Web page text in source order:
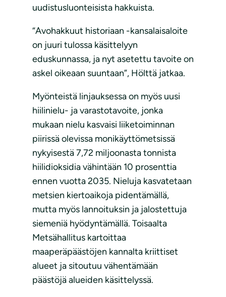
uudistusluonteisista hakkuista.
“Avohakkuut historiaan -kansalaisaloite
on juuri tulossa käsittelyyn
eduskunnassa, ja nyt asetettu tavoite on
askel oikeaan suuntaan”, Hölttä jatkaa.
Myönteistä linjauksessa on myös uusi
hiilinielu- ja varastotavoite, jonka
mukaan nielu kasvaisi liiketoiminnan
piirissä olevissa monikäyttömetsissä
nykyisestä 7,72 miljoonasta tonnista
hiilidioksidia vähintään 10 prosenttia
ennen vuotta 2035. Nieluja kasvatetaan
metsien kiertoaikoja pidentämällä,
mutta myös lannoituksin ja jalostettuja
siemeniä hyödyntämällä. Toisaalta
Metsähallitus kartoittaa
maaperäpäästöjen kannalta kriittiset
alueet ja sitoutuu vähentämään
päästöjä alueiden käsittelyssä.